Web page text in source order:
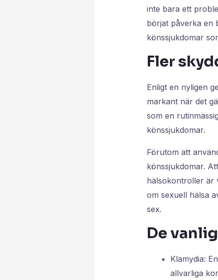
inte bara ett
börjat påverka en
könssjukdomar
Fler
Enligt en nyligen
markant när det
som en
könssjukdomar.
Förutom att
könssjukdomar.
hälsokontroller är
om sexuell hälsa
sex.
De
Klamydia:
allvarliga